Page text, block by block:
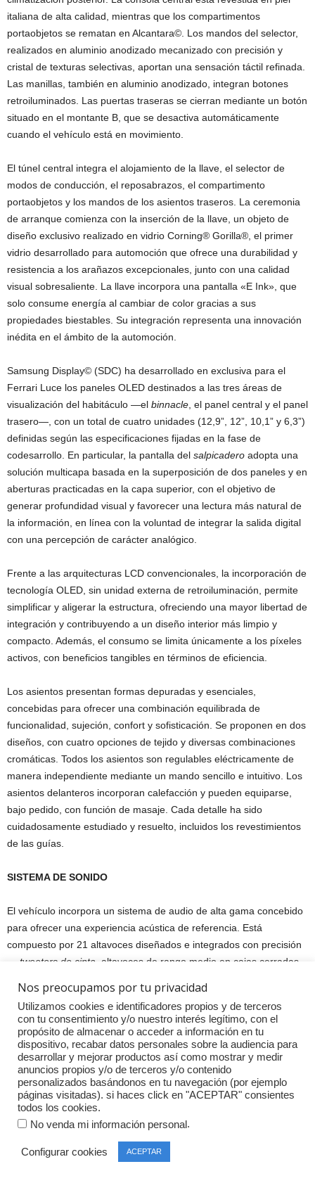
italiana de alta calidad, mientras que los compartimentos
portaobjetos se rematan en Alcantara©. Los mandos del selector,
realizados en aluminio anodizado mecanizado con precisión y
cristal de texturas selectivas, aportan una sensación táctil refinada.
Las manillas, también en aluminio anodizado, integran botones
retroiluminados. Las puertas traseras se cierran mediante un botón
situado en el montante B, que se desactiva automáticamente
cuando el vehículo está en movimiento.
El túnel central integra el alojamiento de la llave, el selector de
modos de conducción, el reposabrazos, el compartimento
portaobjetos y los mandos de los asientos traseros. La ceremonia
de arranque comienza con la inserción de la llave, un objeto de
diseño exclusivo realizado en vidrio Corning® Gorilla®, el primer
vidrio desarrollado para automoción que ofrece una durabilidad y
resistencia a los arañazos excepcionales, junto con una calidad
visual sobresaliente. La llave incorpora una pantalla «E Ink», que
solo consume energía al cambiar de color gracias a sus
propiedades biestables. Su integración representa una innovación
inédita en el ámbito de la automoción.
Samsung Display© (SDC) ha desarrollado en exclusiva para el
Ferrari Luce los paneles OLED destinados a las tres áreas de
visualización del habitáculo —el binnacle , el panel central y el panel
trasero—, con un total de cuatro unidades (12,9”, 12”, 10,1” y 6,3”)
definidas según las especificaciones fijadas en la fase de
codesarrollo. En particular, la pantalla del salpicadero adopta una
solución multicapa basada en la superposición de dos paneles y en
aberturas practicadas en la capa superior, con el objetivo de
generar profundidad visual y favorecer una lectura más natural de
la información, en línea con la voluntad de integrar la salida digital
con una percepción de carácter analógico.
Frente a las arquitecturas LCD convencionales, la incorporación de
tecnología OLED, sin unidad externa de retroiluminación, permite
simplificar y aligerar la estructura, ofreciendo una mayor libertad de
integración y contribuyendo a un diseño interior más limpio y
compacto. Además, el consumo se limita únicamente a los píxeles
activos, con beneficios tangibles en términos de eficiencia.
Los asientos presentan formas depuradas y esenciales,
concebidas para ofrecer una combinación equilibrada de
funcionalidad, sujeción, confort y sofisticación. Se proponen en dos
diseños, con cuatro opciones de tejido y diversas combinaciones
cromáticas. Todos los asientos son regulables eléctricamente de
manera independiente mediante un mando sencillo e intuitivo. Los
asientos delanteros incorporan calefacción y pueden equiparse,
bajo pedido, con función de masaje. Cada detalle ha sido
cuidadosamente estudiado y resuelto, incluidos los revestimientos
de las guías.
SISTEMA DE SONIDO
El vehículo incorpora un sistema de audio de alta gama concebido
para ofrecer una experiencia acústica de referencia. Está
compuesto por 21 altavoces diseñados e integrados con precisión
tweeters de cinta, altavoces de rango medio en cajas cerradas
altavoces ultraplanos en el techo— que configuran un entorno
sonoro tridimensional y envolvente.
El procesamiento se gestiona mediante la nueva plataforma de
software propia Ferrari Audio Director, que supervisa todas las
transmisiones de audio del vehículo y coordina contenidos,
presets, funciones y compensaciones para garantizar una escucha
óptima en cualquier condición de conducción. La
incorpora chips de alto rendimiento capaces de ejecutar algoritmos
de primer nivel desarrollados a medida. La amplificación, de 24
canales y 3000 W, se confía a un amplificador dedicado de clase D,
Nos preocupamos por tu privacidad
Utilizamos cookies e identificadores propios y de terceros
con tu consentimiento y/o nuestro interés legítimo, con el
propósito de almacenar o acceder a información en tu
dispositivo, recabar datos personales sobre la audiencia para
desarrollar y mejorar productos así como mostrar y medir
anuncios propios y/o de terceros y/o contenido
personalizados basándonos en tu navegación (por ejemplo
páginas visitadas). si haces click en "ACEPTAR" consientes
todos los cookies.
No venda mi información personal .
Configurar cookies ACEPTAR